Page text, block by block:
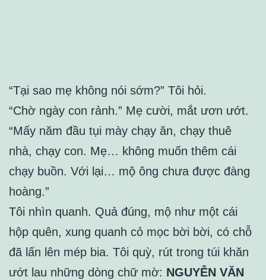
“Tại sao mẹ không nói sớm?” Tôi hỏi.
“Chờ ngày con rảnh.” Mẹ cười, mắt ươn ướt.
“Mấy năm đầu tụi mày chạy ăn, chạy thuê
nhà, chạy con. Mẹ… không muốn thêm cái
chạy buồn. Với lại… mộ ông chưa được đàng
hoàng.”
Tôi nhìn quanh. Quả đúng, mộ như một cái
hộp quên, xung quanh cỏ mọc bời bời, có chỗ
đã lấn lên mép bia. Tôi quỳ, rút trong túi khăn
ướt lau những dòng chữ mờ: NGUYỄN VĂN